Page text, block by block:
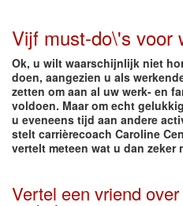
Vijf must-do\'s voor
Ok, u wilt waarschijnlijk niet
doen, aangezien u als
zetten om aan al uw werk- en
voldoen. Maar om echt
u eveneens tijd aan andere
stelt carrièrecoach Caroline
vertelt meteen wat u dan zeker
Vertel een vriend